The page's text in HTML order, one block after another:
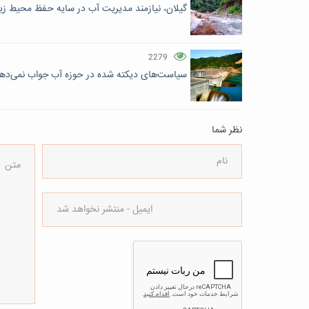
گیلان، نیازمند مدیریت آب در سایه حفظ محیط
2279
سیاست‌های دیکته شده در حوزه آب جواب
نظر شما